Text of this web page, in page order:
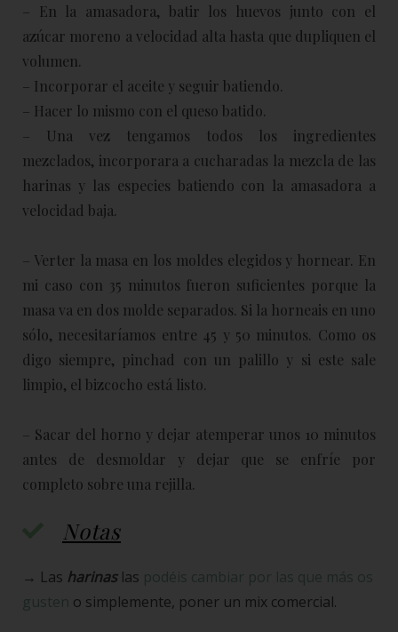
– En la amasadora, batir los huevos junto con el
azúcar moreno a velocidad alta hasta que dupliquen el
volumen.
– Incorporar el aceite y seguir batiendo.
– Hacer lo mismo con el queso batido.
– Una vez tengamos todos los ingredientes
mezclados, incorporara a cucharadas la mezcla de las
harinas y las especies batiendo con la amasadora a
velocidad baja.
– Verter la masa en los moldes elegidos y hornear. En
mi caso con 35 minutos fueron suficientes porque la
masa va en dos molde separados. Si la horneais en uno
sólo, necesitaríamos entre 45 y 50 minutos. Como os
digo siempre, pinchad con un palillo y si este sale
limpio, el bizcocho está listo.
– Sacar del horno y dejar atemperar unos 10 minutos
antes de desmoldar y dejar que se enfríe por
completo sobre una rejilla.
Notas
→ Las harinaslas podéis cambiar por las que más os
gusten o simplemente, poner un mix comercial.